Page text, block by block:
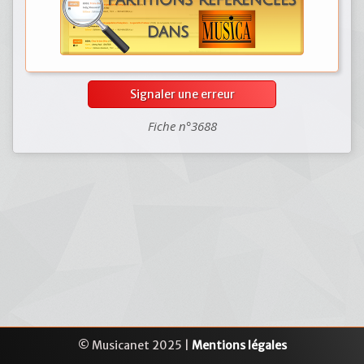
Signaler une erreur
Fiche n°3688
© Musicanet 2025 | Mentions légales